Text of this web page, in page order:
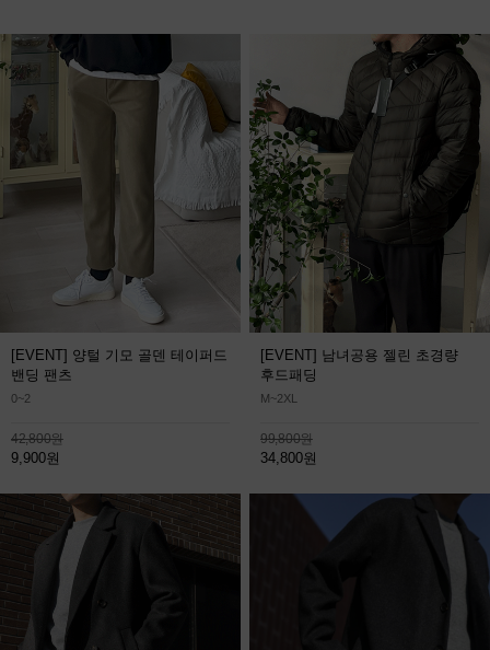
[EVENT] 양털 기모 골덴 테이퍼드
밴딩 팬츠
0~2
42,800원
9,900원
[EVENT] 남녀공용 젤린 초경량
후드패딩
M~2XL
99,800원
34,800원